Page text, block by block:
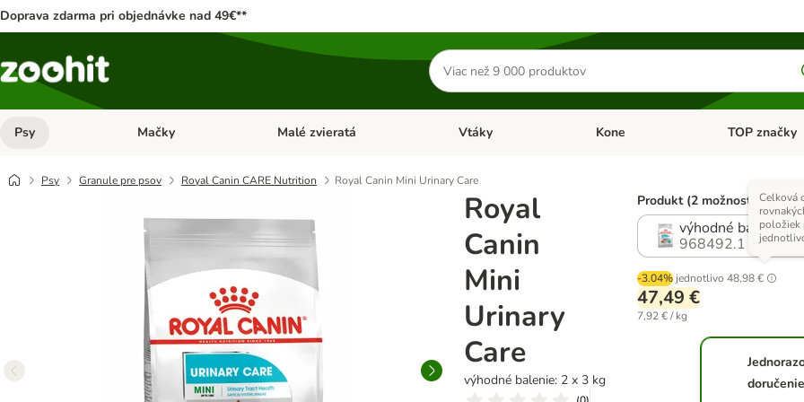
Doprava zdarma pri objednávke nad 49€**
Hľadať
produkty
Psy Otvoriť menu: Psy
Mačky Otvoriť menu: Mačky
Malé zvieratá Otvoriť menu: Malé zvieratá
Vtáky Otvoriť menu: Vtáky
Kone Otvoriť menu:
TOP značky
Psy Granule pre psov Royal Canin CARE Nutrition Royal Canin Mini Urinary Care
Royal
Canin
Mini
Urinary
Care
výhodné balenie: 2 x 3 kg
Produkt (2 možností)
výhodné balenie: 2
968492.1
-3.04% jednotlivo 48,98 €
Celková
položiek
47,49 €
7,92 € / kg
doručenie